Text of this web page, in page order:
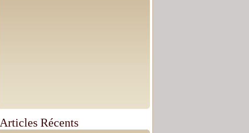
Articles Récents